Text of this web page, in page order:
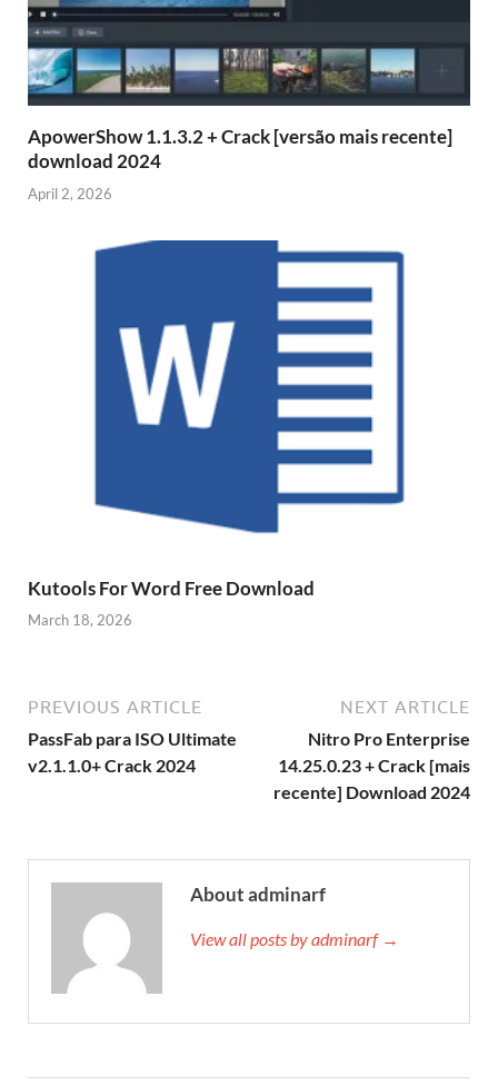
ApowerShow 1.1.3.2 + Crack [versão mais recente]
download 2024
April 2, 2026
Kutools For Word Free Download
March 18, 2026
PREVIOUS ARTICLE
PassFab para ISO Ultimate
v2.1.1.0+ Crack 2024
NEXT ARTICLE
Nitro Pro Enterprise
14.25.0.23 + Crack [mais
recente] Download 2024
About adminarf
View all posts by adminarf →